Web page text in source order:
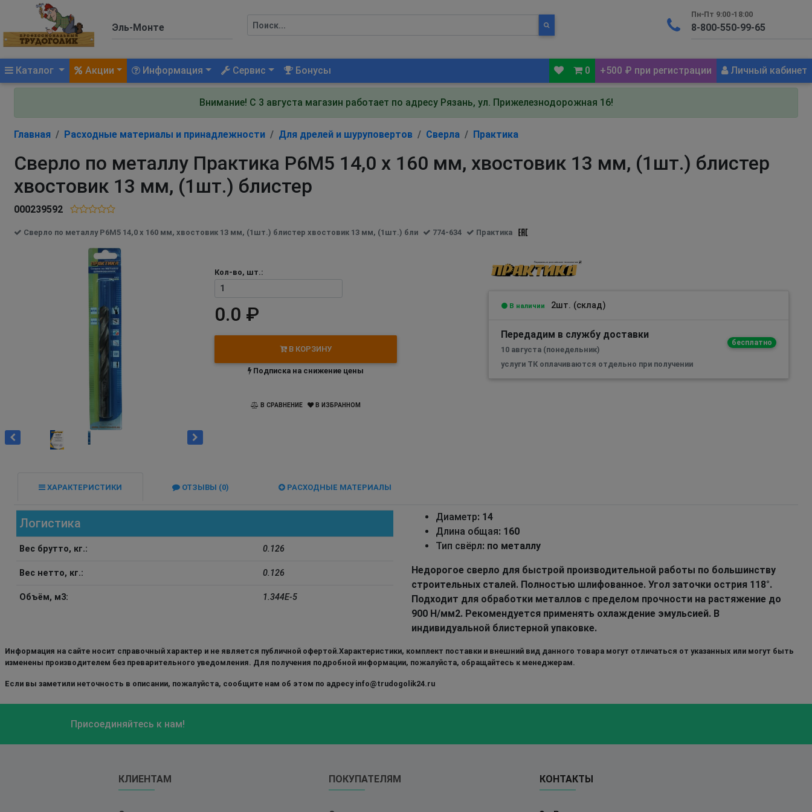
Пн-Пт 9:00-18:00
Каталог (current)Акции Информация Сервис Бонусы 0 +500 ₽ при регистрации Личный кабинет
Внимание! С 3 августа магазин работает по адресу Рязань, ул. Прижелезнодорожная 16!
Главная Расходные материалы и принадлежности Для дрелей и шуруповертов Сверла Практика
Сверло по металлу Практика Р6М5 14,0 х 160 мм, хвостовик 13 мм, (1шт.) блистер
хвостовик 13 мм, (1шт.) блистер
000239592
Сверло по металлу Р6М5 14,0 х 160 мм, хвостовик 13 мм, (1шт.) блистер хвостовик 13 мм, (1шт.) бли 774-634 Практика
Кол-во, шт.:
0.0 ₽
В КОРЗИНУ
Подписка на снижение цены
В СРАВНЕНИЕ В ИЗБРАННОМ
В наличии 2шт. (склад)
Передадим в службу доставки
бесплатно
10 августа (понедельник)
услуги ТК оплачиваются отдельно при получении
ХАРАКТЕРИСТИКИ ОТЗЫВЫ (0) РАСХОДНЫЕ МАТЕРИАЛЫ
Логистика
Вес брутто, кг.: 0.126
Вес нетто, кг.: 0.126
Объём, м3: 1.344E-5
Диаметр: 14
Длина общая: 160
Тип свёрл: по металлу
Недорогое сверло для быстрой производительной работы по большинству
строительных сталей. Полностью шлифованное. Угол заточки острия 118°.
Подходит для обработки металлов с пределом прочности на растяжение до
900 Н/мм2. Рекомендуется применять охлаждение эмульсией. В
индивидуальной блистерной упаковке.
Информация на сайте носит справочный характер и не является публичной офертой.Характеристики, комплект поставки и внешний вид данного товара могут отличаться от указанных или могут быть
изменены производителем без преварительного уведомления. Для получения подробной информации, пожалуйста, обращайтесь к менеджерам.
Если вы заметили неточность в описании, пожалуйста, сообщите нам об этом по адресу info@trudogolik24.ru
Присоединяйтесь к нам!
КЛИЕНТАМ ПОКУПАТЕЛЯМ КОНТАКТЫ